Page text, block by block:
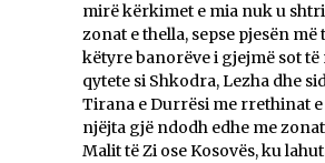
mirë kërkimet e mia nuk u
zonat e thella, sepse pjesën më
këtyre banorëve i gjejmë sot
qytete si Shkodra, Lezha dhe
Tirana e Durrësi me rrethinat e
njëjta gjë ndodh edhe me
Malit të Zi ose Kosovës, ku